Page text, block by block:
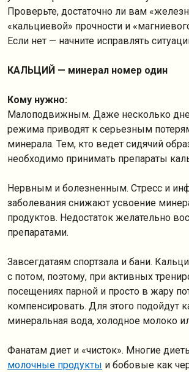
Проверьте, достаточно ли вам
«кальциевой» прочности и
Если нет — начните исправлять
КАЛЬЦИЙ — минерал номер один
Кому нужно:
Малоподвижным. Даже несколько
режима приводят к серьезным
минерала. Тем, кто ведет сидячий
необходимо принимать препараты
Нервным и болезненным. Стресс и
заболевания снижают усвоение
продуктов. Недостаток желательно
препаратами.
Завсегдатаям спортзала и бани.
с потом, поэтому, при активных
посещениях парной и просто в жару
компенсировать. Для этого подойдут
минеральная вода, холодное молоко
Фанатам диет и «чисток». Многие
молочные продукты и бобовые как